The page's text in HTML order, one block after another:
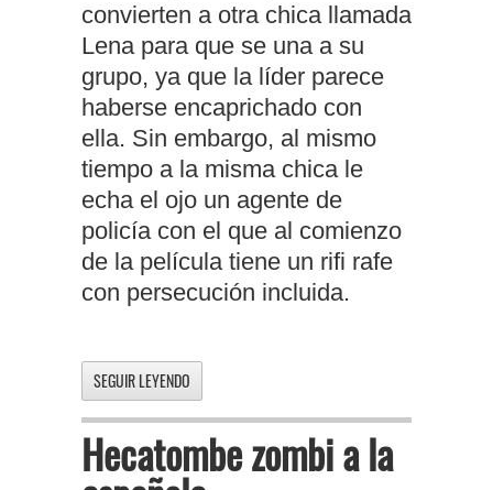
convierten a otra chica llamada
Lena para que se una a su
grupo, ya que la líder parece
haberse encaprichado con
ella. Sin embargo, al mismo
tiempo a la misma chica le
echa el ojo un agente de
policía con el que al comienzo
de la película tiene un rifi rafe
con persecución incluida.
SEGUIR LEYENDO
Hecatombe zombi a la